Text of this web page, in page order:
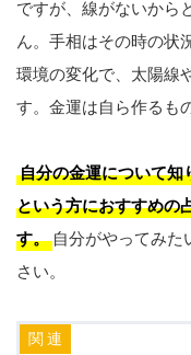
ですが、線がないから
ん。手相はその時の状
環境の変化で、太陽線
す。金運は自ら作るも
自分の金運について知
という方におすすめの
す。 自分がやってみた
さい。